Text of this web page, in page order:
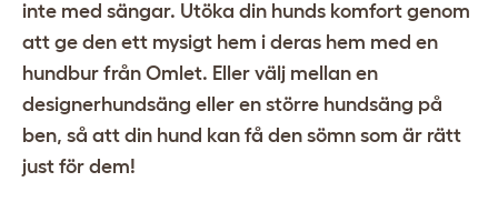
inte med sängar. Utöka din hunds komfort genom
att ge den ett mysigt hem i deras hem med en
hundbur från Omlet. Eller välj mellan en
designerhundsäng eller en större hundsäng på
ben, så att din hund kan få den sömn som är rätt
just för dem!